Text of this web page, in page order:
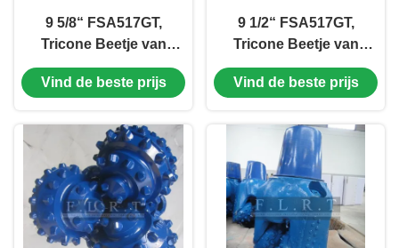
9 5/8“ FSA517GT,
Tricone Beetje van
TCI, Verzegeld
Wrijvinglager, In orde
Versterkte
Maatbescherming
Vind de beste prijs
9 1/2“ FSA517GT,
Tricone Beetje van
TCI, TCI-Beetje,
Verzegeld Halsblok,
van Snijder
Vind de beste prijs